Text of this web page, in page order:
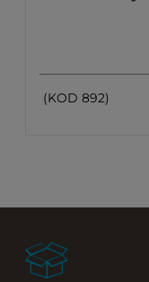
(KOD 892)